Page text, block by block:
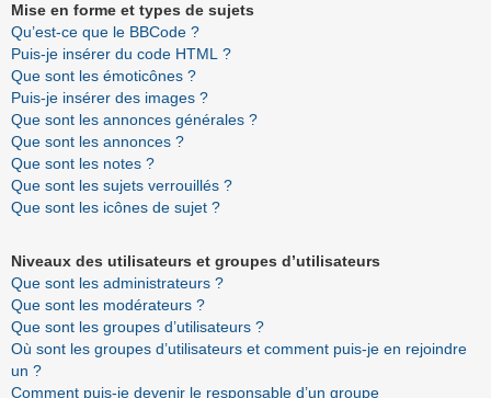
Mise en forme et types de sujets
Qu’est-ce que le BBCode ?
Puis-je insérer du code HTML ?
Que sont les émoticônes ?
Puis-je insérer des images ?
Que sont les annonces générales ?
Que sont les annonces ?
Que sont les notes ?
Que sont les sujets verrouillés ?
Que sont les icônes de sujet ?
Niveaux des utilisateurs et groupes d’utilisateurs
Que sont les administrateurs ?
Que sont les modérateurs ?
Que sont les groupes d’utilisateurs ?
Où sont les groupes d’utilisateurs et comment puis-je en rejoindre
un ?
Comment puis-je devenir le responsable d’un groupe